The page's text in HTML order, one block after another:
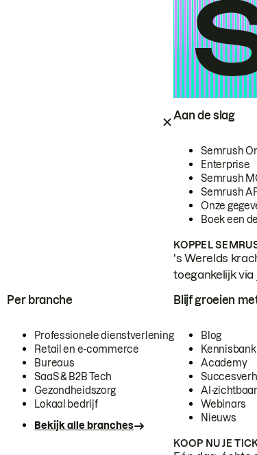
Aan de slag
Semrush
Enterprise
Semrush
Semrush
Onze
Boek een
KOPPEL
's Werelds
toegankelijk via
Per branche
Professionele dienstverlening
Retail en e-commerce
Bureaus
SaaS & B2B Tech
Gezondheidszorg
Lokaal bedrijf
Bekijk alle branches
Blijf groeien
Blog
Kennisbank
Academy
AI-
Webinars
Nieuws
KOOP NU JE